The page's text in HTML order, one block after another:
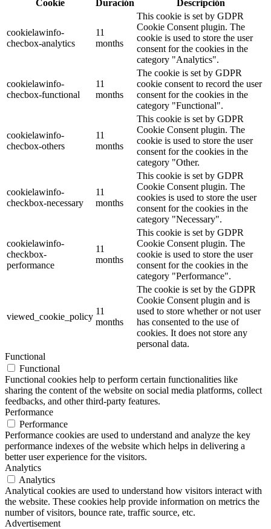
Cookie Duración Descripción
cookielawinfo-
checbox-analytics
11
months
This cookie is set by GDPR
Cookie Consent plugin. The
cookie is used to store the user
consent for the cookies in the
category "Analytics".
cookielawinfo-
checbox-functional
11
months
The cookie is set by GDPR
cookie consent to record the user
consent for the cookies in the
category "Functional".
cookielawinfo-
checbox-others
11
months
This cookie is set by GDPR
Cookie Consent plugin. The
cookie is used to store the user
consent for the cookies in the
category "Other.
cookielawinfo-
checkbox-necessary
11
months
This cookie is set by GDPR
Cookie Consent plugin. The
cookies is used to store the user
consent for the cookies in the
category "Necessary".
cookielawinfo-
checkbox-
performance
11
months
This cookie is set by GDPR
Cookie Consent plugin. The
cookie is used to store the user
consent for the cookies in the
category "Performance".
viewed_cookie_policy
11
months
The cookie is set by the GDPR
Cookie Consent plugin and is
used to store whether or not user
has consented to the use of
cookies. It does not store any
personal data.
Functional
Functional
Functional cookies help to perform certain functionalities like
sharing the content of the website on social media platforms, collect
feedbacks, and other third-party features.
Performance
Performance
Performance cookies are used to understand and analyze the key
performance indexes of the website which helps in delivering a
better user experience for the visitors.
Analytics
Analytics
Analytical cookies are used to understand how visitors interact with
the website. These cookies help provide information on metrics the
number of visitors, bounce rate, traffic source, etc.
Advertisement